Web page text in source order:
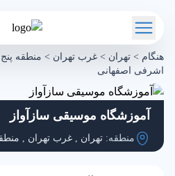
هنگام > تهران > غرب تهران > منطقه پنج
اشرفی اصفهانی
آموزشگاه موسیقی سازآواز
منطقه: تهران , غرب تهران ,